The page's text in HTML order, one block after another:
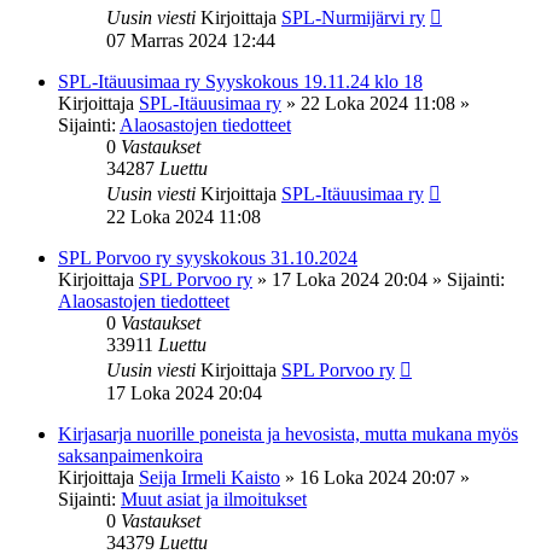
Uusin viesti Kirjoittaja SPL-Nurmijärvi ry
07 Marras 2024 12:44
SPL-Itäuusimaa ry Syyskokous 19.11.24 klo 18
Kirjoittaja SPL-Itäuusimaa ry » 22 Loka 2024 11:08 »
Sijainti: Alaosastojen tiedotteet
0 Vastaukset
34287 Luettu
Uusin viesti Kirjoittaja SPL-Itäuusimaa ry
22 Loka 2024 11:08
SPL Porvoo ry syyskokous 31.10.2024
Kirjoittaja SPL Porvoo ry » 17 Loka 2024 20:04 » Sijainti:
Alaosastojen tiedotteet
0 Vastaukset
33911 Luettu
Uusin viesti Kirjoittaja SPL Porvoo ry
17 Loka 2024 20:04
Kirjasarja nuorille poneista ja hevosista, mutta mukana myös
saksanpaimenkoira
Kirjoittaja Seija Irmeli Kaisto » 16 Loka 2024 20:07 »
Sijainti: Muut asiat ja ilmoitukset
0 Vastaukset
34379 Luettu